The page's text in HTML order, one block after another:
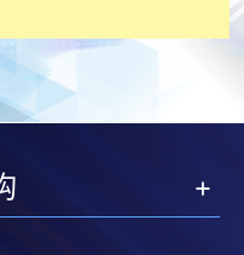
接駁互聯網及支援
上進行。建議選用
優惠」。如需享用其他